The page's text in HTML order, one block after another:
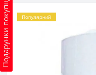
Подарунки покупцям Популярний